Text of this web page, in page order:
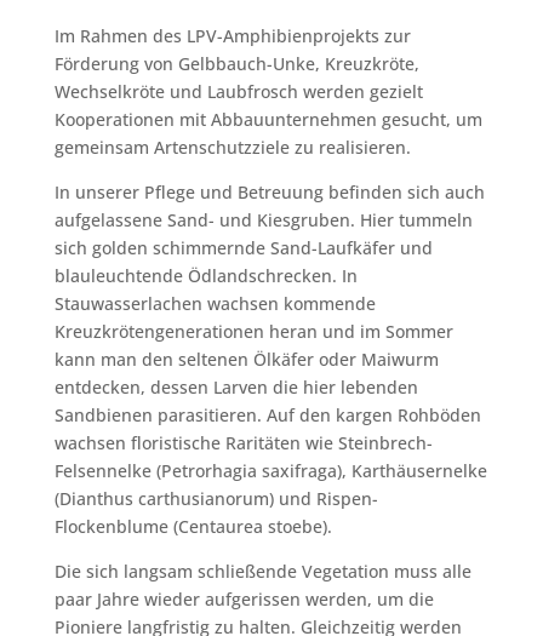
Im Rahmen des LPV-Amphibienprojekts zur
Förderung von Gelbbauch-Unke, Kreuzkröte,
Wechselkröte und Laubfrosch werden gezielt
Kooperationen mit Abbauunternehmen gesucht, um
gemeinsam Artenschutzziele zu realisieren.
In unserer Pflege und Betreuung befinden sich auch
aufgelassene Sand- und Kiesgruben. Hier tummeln
sich golden schimmernde Sand-Laufkäfer und
blauleuchtende Ödlandschrecken. In
Stauwasserlachen wachsen kommende
Kreuzkrötengenerationen heran und im Sommer
kann man den seltenen Ölkäfer oder Maiwurm
entdecken, dessen Larven die hier lebenden
Sandbienen parasitieren. Auf den kargen Rohböden
wachsen floristische Raritäten wie Steinbrech-
Felsennelke (Petrorhagia saxifraga), Karthäusernelke
(Dianthus carthusianorum) und Rispen-
Flockenblume (Centaurea stoebe).
Die sich langsam schließende Vegetation muss alle
paar Jahre wieder aufgerissen werden, um die
Pioniere langfristig zu halten. Gleichzeitig werden